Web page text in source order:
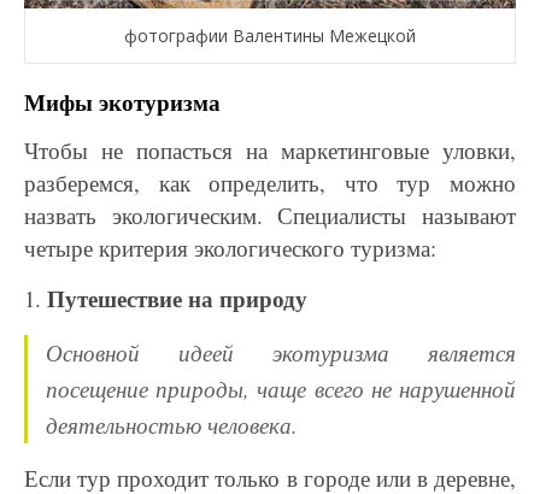
фотографии Валентины Межецкой
Мифы экотуризма
Чтобы не попасться на маркетинговые уловки,
разберемся, как определить, что тур можно
назвать экологическим. Специалисты называют
четыре критерия экологического туризма:
1. Путешествие на природу
Основной идеей экотуризма является
посещение природы, чаще всего не нарушенной
деятельностью человека.
Если тур проходит только в городе или в деревне,